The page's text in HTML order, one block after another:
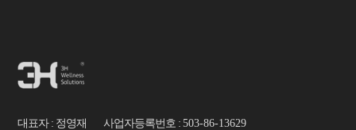
대표자 : 정영재 사업자등록번호 :503-86-13629